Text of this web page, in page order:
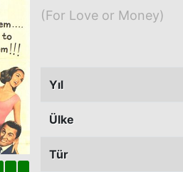
(For Love or Money)
Yıl
Ülke
Tür